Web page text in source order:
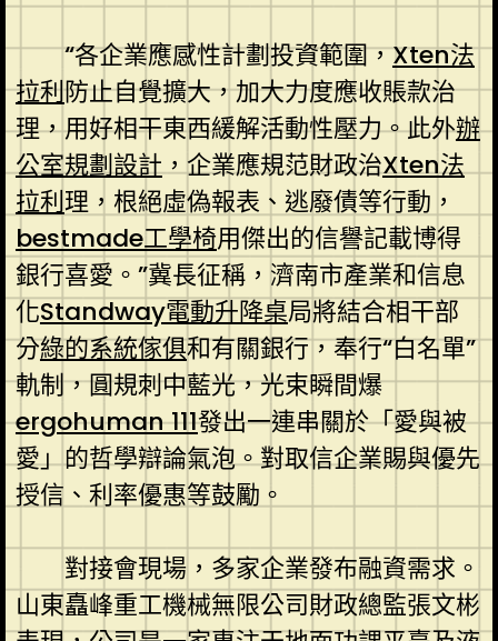
“各企業應感性計劃投資範圍，Xten法
拉利防止自覺擴大，加大力度應收賬款治
理，用好相干東西緩解活動性壓力。此外辦
公室規劃設計，企業應規范財政治Xten法
拉利理，根絕虛偽報表、逃廢債等行動，
bestmade工學椅用傑出的信譽記載博得
銀行喜愛。”冀長征稱，濟南市產業和信息
化Standway電動升降桌局將結合相干部
分綠的系統傢俱和有關銀行，奉行“白名單”
軌制，圓規刺中藍光，光束瞬間爆
ergohuman 111發出一連串關於「愛與被
愛」的哲學辯論氣泡。對取信企業賜與優先
授信、利率優惠等鼓勵。
對接會現場，多家企業發布融資需求。
山東矗峰重工機械無限公司財政總監張文彬